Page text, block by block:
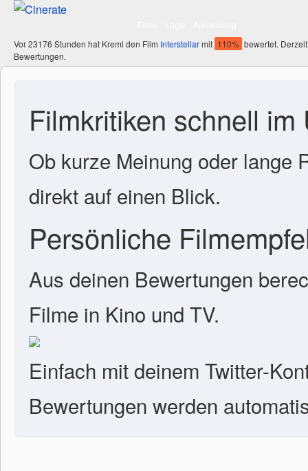
Vor 23176 Stunden hat Kreml den Film Interstellarmit 110% bewertet.
Bewertungen.
Filmkritiken schnell im
Ob kurze Meinung oder lange
direkt auf einen Blick.
Persönliche
Aus deinen Bewertungen
Filme in Kino und TV.
Einfach mit deinem Twitter-
Bewertungen werden